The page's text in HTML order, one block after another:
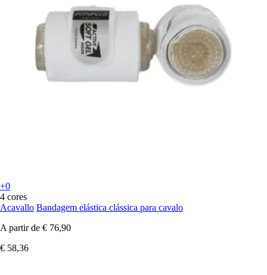
+0
4 cores
Acavallo Bandagem elástica clássica para cavalo
A partir de € 76,90
€ 58,36